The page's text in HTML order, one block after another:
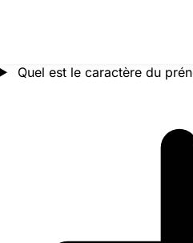
Quel est le caractère du